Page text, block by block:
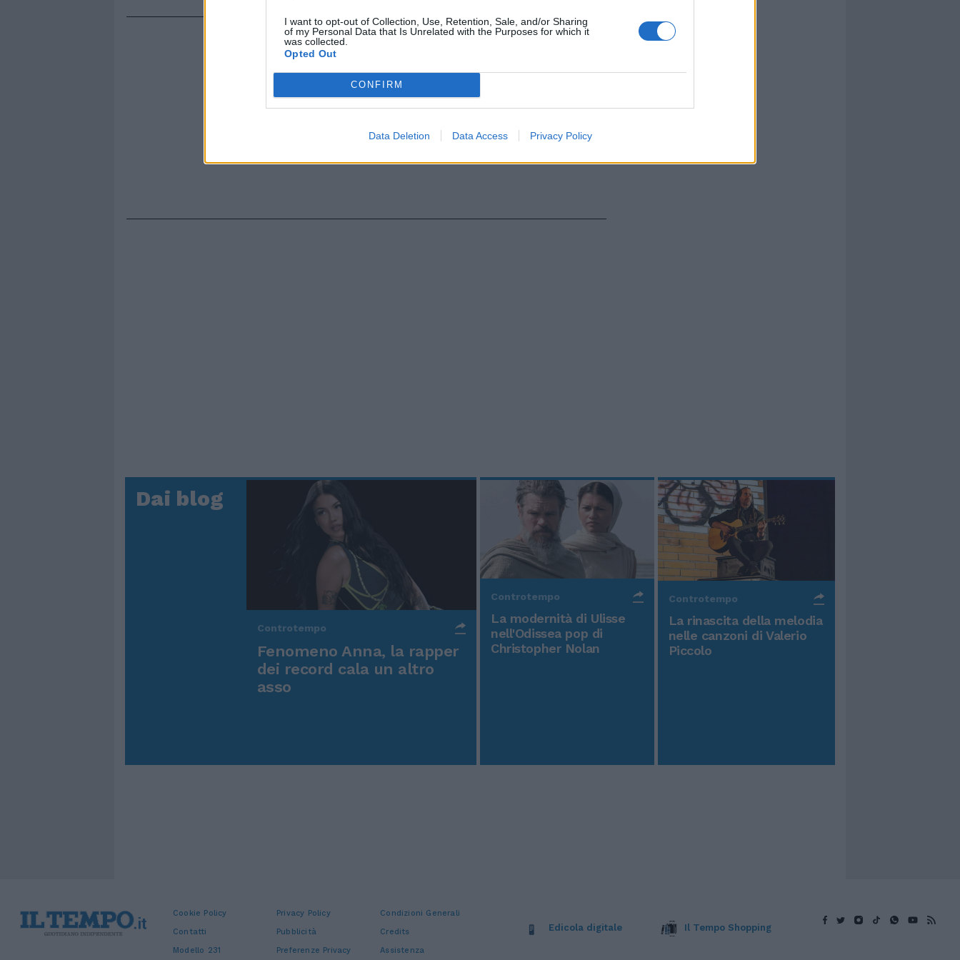
I want to opt-out of Collection, Use, Retention, Sale, and/or Sharing
of my Personal Data that Is Unrelated with the Purposes for which it
was collected.
Opted Out
CONFIRM
Data Deletion Data Access Privacy Policy
Dai blog
Controtempo
Fenomeno Anna, la rapper
dei record cala un altro
asso
Controtempo
La modernità di Ulisse
nell'Odissea pop di
Christopher Nolan
Controtempo
La rinascita della melodia
nelle canzoni di Valerio
Piccolo
Cookie Policy Privacy Policy
Condizioni Generali
Contatti
Pubblicità
Credits
Modello 231
Preferenze Privacy Assistenza
Edicola digitale Il Tempo Shopping